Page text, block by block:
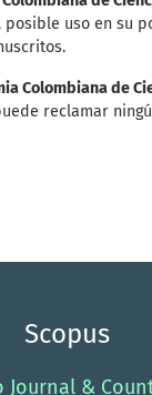
posible uso en su
Colombiana de
reclamar
Scopus